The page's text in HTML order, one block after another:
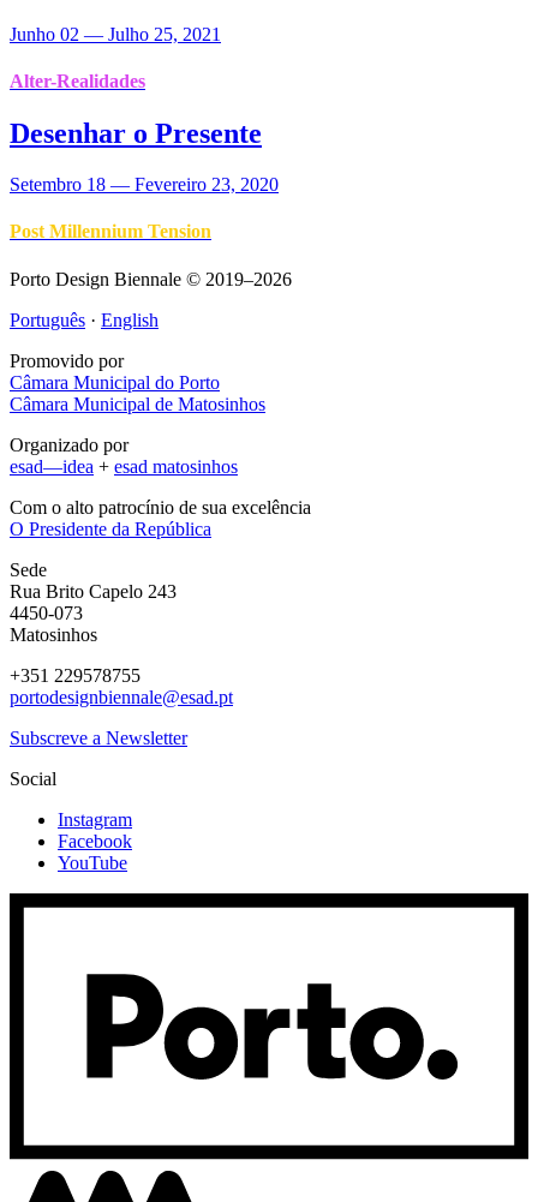
Junho 02 — Julho 25, 2021
Alter-Realidades
Desenhar o Presente
Setembro 18 — Fevereiro 23, 2020
Post Millennium Tension
Porto Design Biennale © 2019–2026
Português · English
Promovido por
Câmara Municipal do Porto
Câmara Municipal de Matosinhos
Organizado por
esad—idea + esad matosinhos
Com o alto patrocínio de sua excelência
O Presidente da República
Sede
Rua Brito Capelo 243
4450-073
Matosinhos
+351 229578755
portodesignbiennale@esad.pt
Subscreve a Newsletter
Social
Instagram
Facebook
YouTube